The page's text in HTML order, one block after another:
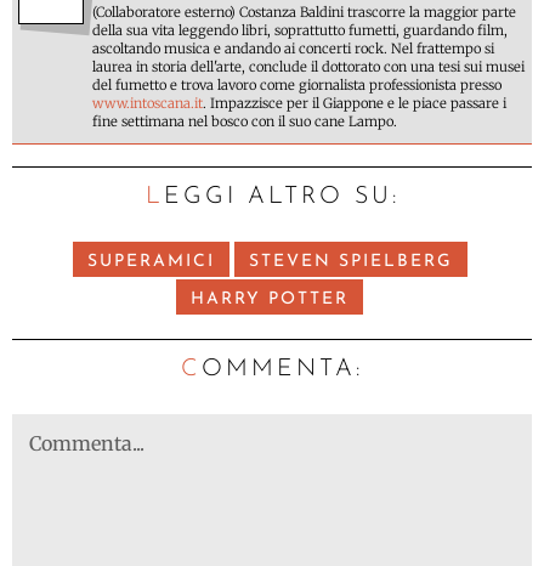
(Collaboratore esterno) Costanza Baldini trascorre la maggior parte
della sua vita leggendo libri, soprattutto fumetti, guardando film,
ascoltando musica e andando ai concerti rock. Nel frattempo si
laurea in storia dell'arte, conclude il dottorato con una tesi sui musei
del fumetto e trova lavoro come giornalista professionista presso
www.intoscana.it. Impazzisce per il Giappone e le piace passare i
fine settimana nel bosco con il suo cane Lampo.
LEGGI ALTRO SU:
SUPERAMICI STEVEN SPIELBERG
HARRY POTTER
C OMMENTA: